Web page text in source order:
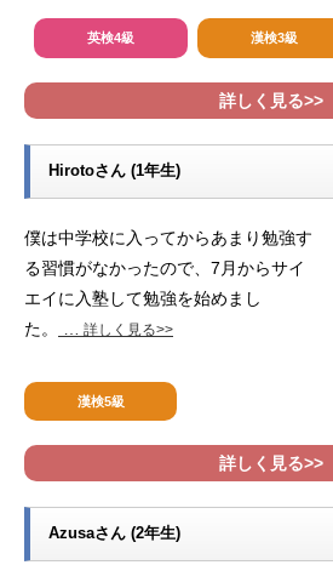
英検4級 漢検3級
詳しく見る>>
Hirotoさん (1年生)
僕は中学校に入ってからあまり勉強す
る習慣がなかったので、7月からサイ
エイに入塾して勉強を始めまし
た。
詳しく見る>>
漢検5級
詳しく見る>>
Azusaさん (2年生)